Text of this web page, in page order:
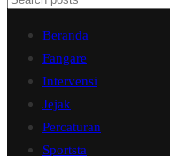
Beranda
Fangare
Intervensi
Jejak
Percaturan
Sportsta